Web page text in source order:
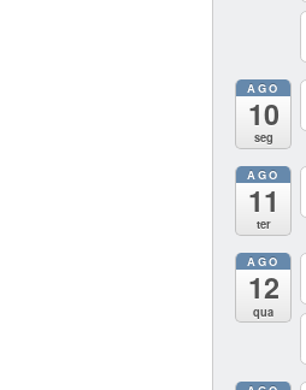
AGO
10
seg
AGO
11
ter
AGO
12
qua